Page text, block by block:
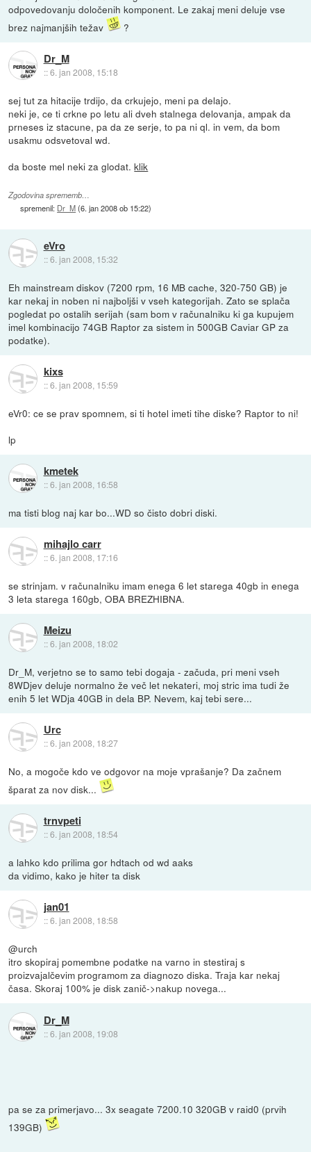
odpovedovanju določenih komponent. Le zakaj meni deluje vse
brez najmanjših težav
?
Dr_M
::6. jan 2008, 15:18
sej tut za hitacije trdijo, da crkujejo, meni pa delajo.
neki je, ce ti crkne po letu ali dveh stalnega delovanja, ampak da
prneses iz stacune, pa da ze serje, to pa ni ql. in vem, da bom
usakmu odsvetoval wd.
da boste mel neki za glodat.klik
Zgodovina sprememb…
spremenil: Dr_M(6. jan 2008 ob 15:22)
eVro
::6. jan 2008, 15:32
Eh mainstream diskov (7200 rpm, 16 MB cache, 320-750 GB) je
kar nekaj in noben ni najboljši v vseh kategorijah. Zato se splača
pogledat po ostalih serijah (sam bom v računalniku ki ga kupujem
imel kombinacijo 74GB Raptor za sistem in 500GB Caviar GP za
podatke).
kixs
::6. jan 2008, 15:59
eVr0: ce se prav spomnem, si ti hotel imeti tihe diske? Raptor to ni!
lp
kmetek
::6. jan 2008, 16:58
ma tisti blog naj kar bo...WD so čisto dobri diski.
mihajlo carr
::6. jan 2008, 17:16
se strinjam. v računalniku imam enega 6 let starega 40gb in enega
3 leta starega 160gb, OBA BREZHIBNA.
Meizu
::6. jan 2008, 18:02
Dr_M, verjetno se to samo tebi dogaja - začuda, pri meni vseh
8WDjev deluje normalno že več let nekateri, moj stric ima tudi že
enih 5 let WDja 40GB in dela BP. Nevem, kaj tebi sere...
Urc
::6. jan 2008, 18:27
No, a mogoče kdo ve odgovor na moje vprašanje? Da začnem
šparat za nov disk...
trnvpeti
::6. jan 2008, 18:54
a lahko kdo prilima gor hdtach od wd aaks
da vidimo, kako je hiter ta disk
jan01
::6. jan 2008, 18:58
@urch
itro skopiraj pomembne podatke na varno in stestiraj s
proizvajalčevim programom za diagnozo diska. Traja kar nekaj
časa. Skoraj 100% je disk zanič->nakup novega...
Dr_M
::6. jan 2008, 19:08
pa se za primerjavo... 3x seagate 7200.10 320GB v raid0 (prvih
139GB)